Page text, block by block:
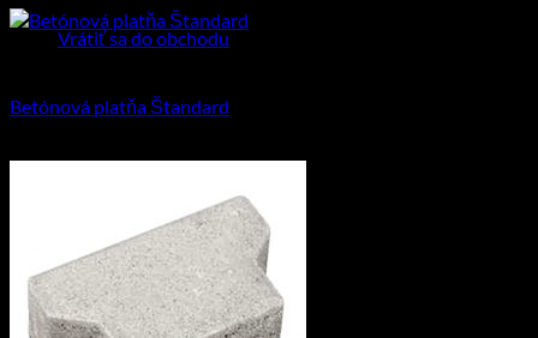
Vrátiť sa do obchodu
Betónová platňa Štandard